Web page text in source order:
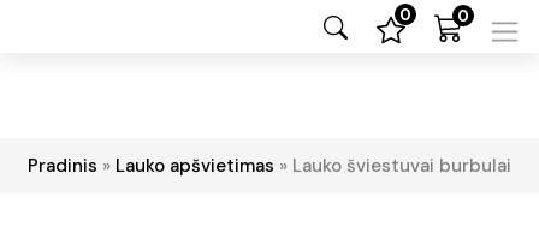
0 0
Pradinis » Lauko apšvietimas » Lauko šviestuvai burbulai